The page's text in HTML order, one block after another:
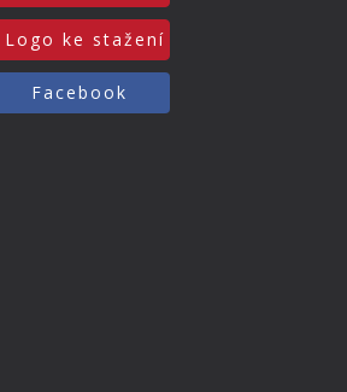
Logo ke stažení
Facebook